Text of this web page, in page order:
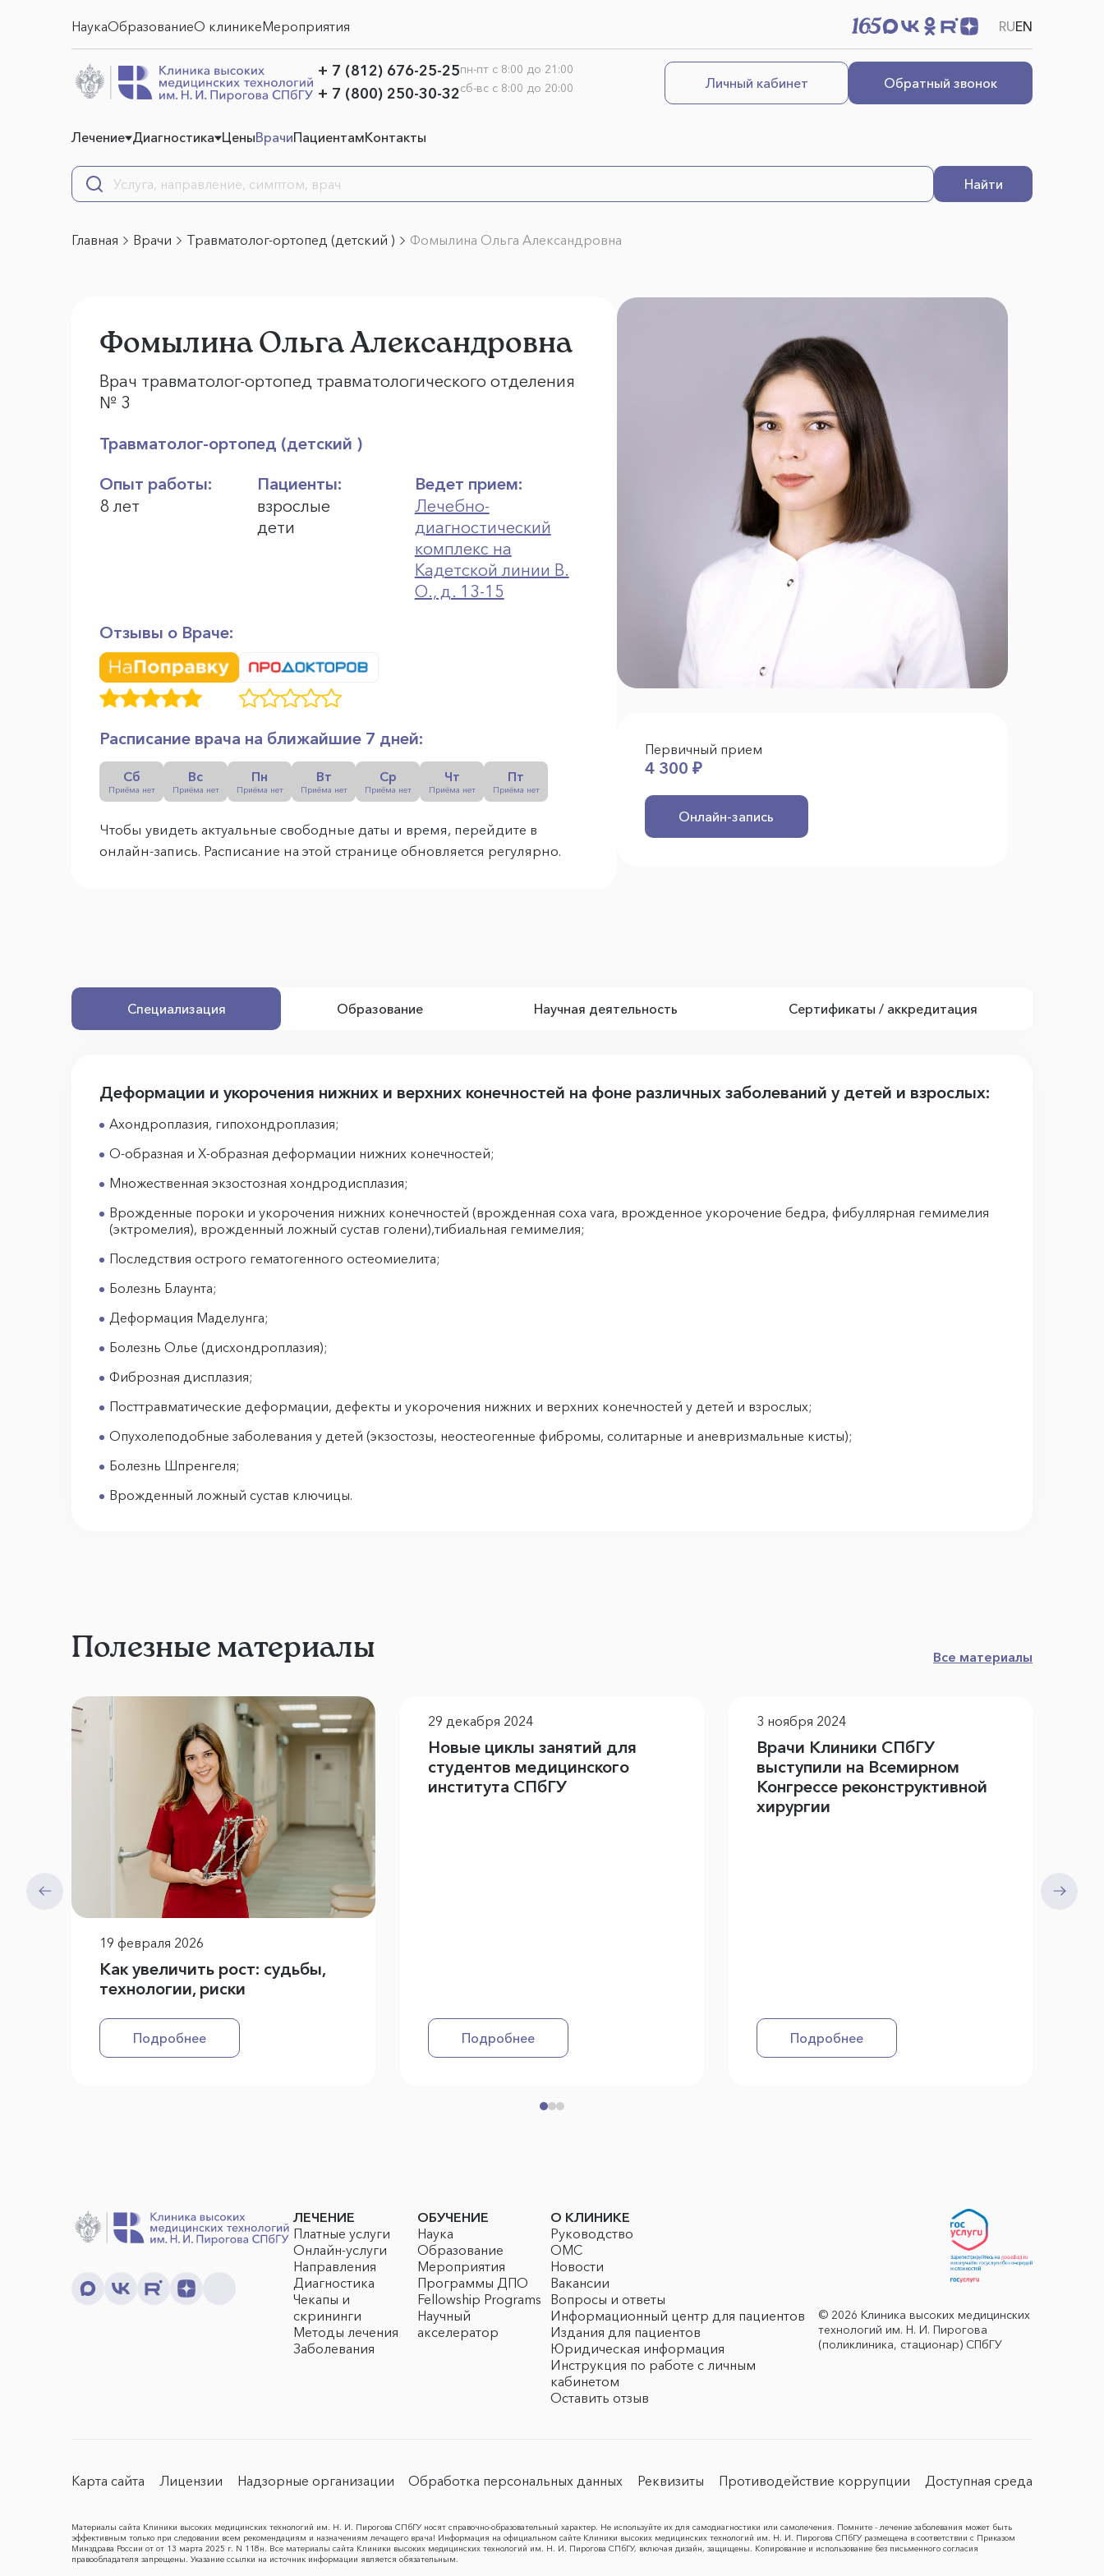
НаукаОбразованиеО клиникеМероприятия RUEN
+ 7 (812) 676-25-25
+ 7 (800) 250-30-32
пн-пт с 8:00 до 21:00
сб-вс с 8:00 до 20:00
Обратный звонок
Личный кабинет
Лечение Диагностика ЦеныВрачиПациентамКонтакты
Найти
Главная Врачи Травматолог-ортопед (детский ) Фомылина Ольга Александровна
Фомылина Ольга Александровна
Врач травматолог-ортопед травматологического отделения
№ 3
Травматолог-ортопед (детский )
Опыт работы:
8 лет
Пациенты:
взрослые
дети
Ведет прием:
Лечебно-
диагностический
комплекс на
Кадетской линии В.
О., д. 13-15
Отзывы о Враче:
Расписание врача на ближайшие 7 дней:
Сб
Приёма нет
Вс
Приёма нет
Пн
Приёма нет
Вт
Приёма нет
Ср
Приёма нет
Чт
Приёма нет
Пт
Приёма нет
Чтобы увидеть актуальные свободные даты и время, перейдите в
онлайн-запись. Расписание на этой странице обновляется регулярно.
Первичный прием
4 300 ₽
Онлайн-запись
Специализация Образование Научная деятельность Сертификаты / аккредитация
Деформации и укорочения нижних и верхних конечностей на фоне различных заболеваний у детей и взрослых:
Ахондроплазия, гипохондроплазия;
О-образная и Х-образная деформации нижних конечностей;
Множественная экзостозная хондродисплазия;
Врожденные пороки и укорочения нижних конечностей (врожденная coxa vara, врожденное укорочение бедра, фибуллярная гемимелия
(эктромелия), врожденный ложный сустав голени),тибиальная гемимелия;
Последствия острого гематогенного остеомиелита;
Болезнь Блаунта;
Деформация Маделунга;
Болезнь Олье (дисхондроплазия);
Фиброзная дисплазия;
Посттравматические деформации, дефекты и укорочения нижних и верхних конечностей у детей и взрослых;
Опухолеподобные заболевания у детей (экзостозы, неостеогенные фибромы, солитарные и аневризмальные кисты);
Болезнь Шпренгеля;
Врожденный ложный сустав ключицы.
Полезные материалы Все материалы
19 февраля 2026
Как увеличить рост: судьбы,
технологии, риски
Подробнее
29 декабря 2024
Новые циклы занятий для
студентов медицинского
института СПбГУ
Подробнее
3 ноября 2024
Врачи Клиники СПбГУ
выступили на Всемирном
Конгрессе реконструктивной
хирургии
Подробнее
ЛЕЧЕНИЕ
Платные услуги
Онлайн-услуги
Направления
Диагностика
Чекапы и
скрининги
Методы лечения
Заболевания
ОБУЧЕНИЕ
Наука
Образование
Мероприятия
Программы ДПО
Fellowship Programs
Научный
акселератор
О КЛИНИКЕ
Руководство
ОМС
Новости
Вакансии
Вопросы и ответы
Информационный центр для пациентов
Издания для пациентов
Юридическая информация
Инструкция по работе с личным
кабинетом
Оставить отзыв
© 2026 Клиника высоких медицинских
технологий им. Н. И. Пирогова
(поликлиника, стационар) СПбГУ
Карта сайта Лицензии Надзорные организации Обработка персональных данных Реквизиты Противодействие коррупции Доступная среда
Материалы сайта Клиники высоких медицинских технологий им. Н. И. Пирогова СПбГУ носят справочно-образовательный характер. Не используйте их для самодиагностики или самолечения. Помните - лечение заболевания может быть
эффективным только при следовании всем рекомендациям и назначениям лечащего врача! Информация на официальном сайте Клиники высоких медицинских технологий им. Н. И. Пирогова СПбГУ размещена в соответствии с Приказом
Минздрава России от от 13 марта 2025 г. N 118н. Все материалы сайта Клиники высоких медицинских технологий им. Н. И. Пирогова СПбГУ, включая дизайн, защищены. Копирование и использование без письменного согласия
правообладателя запрещены. Указание ссылки на источник информации является обязательным.